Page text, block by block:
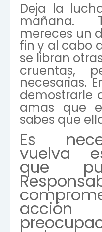
Deja la
mañana.
mereces un
fin y al cabo
se libran
cruentas,
necesarias.
demostrarle
amas que
sabes que
Es
vuelva
que